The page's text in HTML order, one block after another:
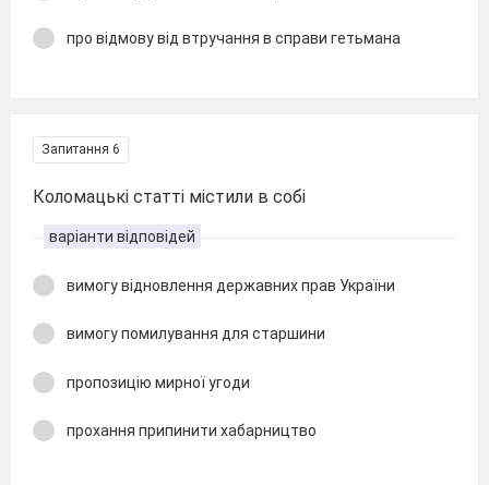
про відмову від втручання в справи гетьмана
Запитання 6
Коломацькі статті містили в собі
варіанти відповідей
вимогу відновлення державних прав України
вимогу помилування для старшини
пропозицію мирної угоди
прохання припинити хабарництво